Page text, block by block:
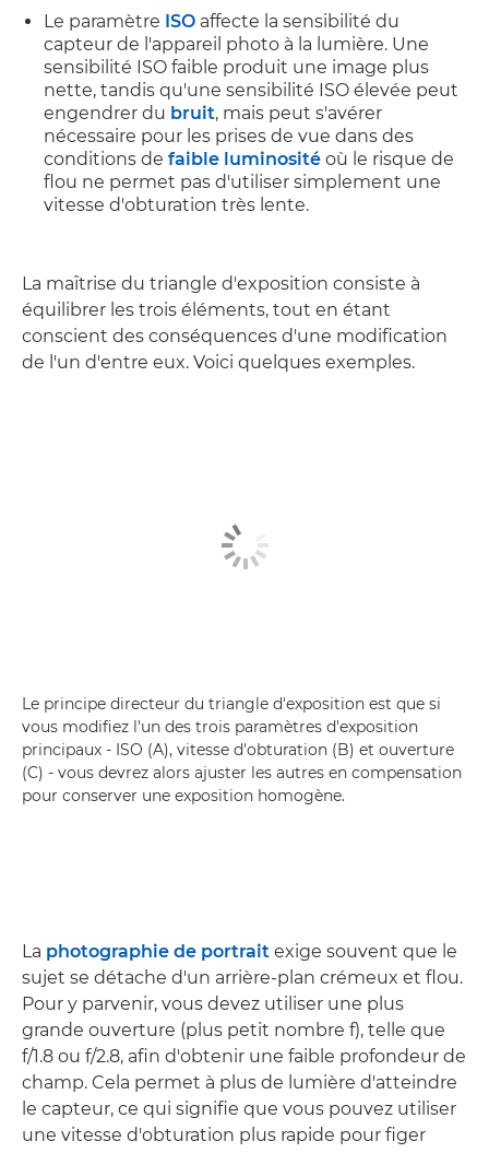
Le paramètre ISO affecte la sensibilité du
capteur de l'appareil photo à la lumière. Une
sensibilité ISO faible produit une image plus
nette, tandis qu'une sensibilité ISO élevée peut
engendrer du bruit, mais peut s'avérer
nécessaire pour les prises de vue dans des
conditions de faible luminosité où le risque de
flou ne permet pas d'utiliser simplement une
vitesse d'obturation très lente.
La maîtrise du triangle d'exposition consiste à
équilibrer les trois éléments, tout en étant
conscient des conséquences d'une modification
de l'un d'entre eux. Voici quelques exemples.
Le principe directeur du triangle d'exposition est que si
vous modifiez l'un des trois paramètres d'exposition
principaux - ISO (A), vitesse d'obturation (B) et ouverture
(C) - vous devrez alors ajuster les autres en compensation
pour conserver une exposition homogène.
La photographie de portrait exige souvent que le
sujet se détache d'un arrière-plan crémeux et flou.
Pour y parvenir, vous devez utiliser une plus
grande ouverture (plus petit nombre f), telle que
f/1.8 ou f/2.8, afin d'obtenir une faible profondeur de
champ. Cela permet à plus de lumière d'atteindre
le capteur, ce qui signifie que vous pouvez utiliser
une vitesse d'obturation plus rapide pour figer